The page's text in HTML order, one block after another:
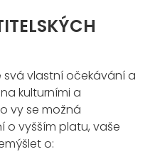
svá vlastní očekávání a
kulturními a
vy se možná
o vyšším platu, vaše
o: